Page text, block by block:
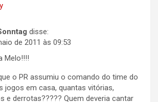
disse:
de 2011 às 09:53
Melo!!!!
o PR assumiu o comando do time do
jogos em casa, quantas vitórias,
e derrotas????? Quem deveria cantar